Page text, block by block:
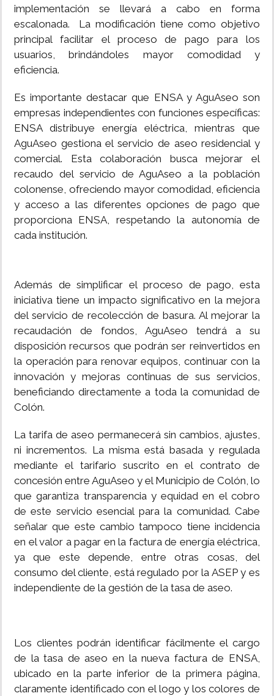
implementación se llevará a cabo en forma
escalonada. La modificación tiene como objetivo
principal facilitar el proceso de pago para los
usuarios, brindándoles mayor comodidad y
eficiencia.
Es importante destacar que ENSA y AguAseo son
empresas independientes con funciones específicas:
ENSA distribuye energía eléctrica, mientras que
AguAseo gestiona el servicio de aseo residencial y
comercial. Esta colaboración busca mejorar el
recaudo del servicio de AguAseo a la población
colonense, ofreciendo mayor comodidad, eficiencia
y acceso a las diferentes opciones de pago que
proporciona ENSA, respetando la autonomía de
cada institución.
Además de simplificar el proceso de pago, esta
iniciativa tiene un impacto significativo en la mejora
del servicio de recolección de basura. Al mejorar la
recaudación de fondos, AguAseo tendrá a su
disposición recursos que podrán ser reinvertidos en
la operación para renovar equipos, continuar con la
innovación y mejoras continuas de sus servicios,
beneficiando directamente a toda la comunidad de
Colón.
La tarifa de aseo permanecerá sin cambios, ajustes,
ni incrementos. La misma está basada y regulada
mediante el tarifario suscrito en el contrato de
concesión entre AguAseo y el Municipio de Colón, lo
que garantiza transparencia y equidad en el cobro
de este servicio esencial para la comunidad. Cabe
señalar que este cambio tampoco tiene incidencia
en el valor a pagar en la factura de energía eléctrica,
ya que este depende, entre otras cosas, del
consumo del cliente, está regulado por la ASEP y es
independiente de la gestión de la tasa de aseo.
Los clientes podrán identificar fácilmente el cargo
de la tasa de aseo en la nueva factura de ENSA,
ubicado en la parte inferior de la primera página,
claramente identificado con el logo y los colores de